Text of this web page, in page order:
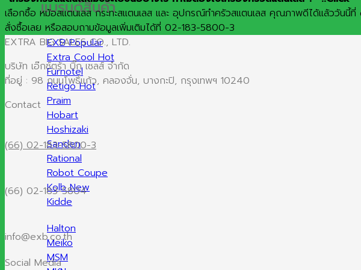
แบรนด์สินค้า
EXB
Extra Cool
Furnotel
Retigo
Praim
Hobart
Hoshizaki
Sanden
Rational
Robot Coupe
Kolb
Kidde
Halton
Meiko
MSM
เลือกซื้อ หม้อสแตนเลส กระทะสแตนเลส และ อุปกรณ์ทำครัวสแตนเลส คุณภาพดีได้แล้ววันนี้
สั่งซื้อเลย หรือสอบถามข้อมูลเพิ่มเติมได้ที่ 02-183-5800-3
EXTRA BIG SALES CO., LTD.
บริษัท เอ๊กซ์ตร้า บิ๊ก เซลส์ จำกัด
ที่อยู่ : 98 ถนนโพธิ์แก้ว, คลองจั่น, บางกะปิ, กรุงเทพฯ 10240
Contact
(66) 02-183-5800-3
(66) 02-183-5804
info@exb.co.th
Social Media